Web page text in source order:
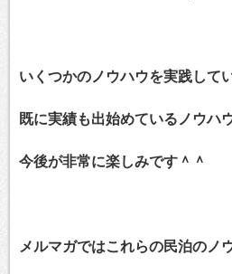
いくつかのノウハウを実践して
既に実績も出始めているノウハ
今後が非常に楽しみです＾＾
メルマガではこれらの民泊のノ